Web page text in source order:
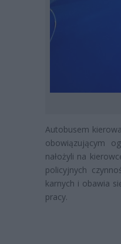
Autobusem
obowiązującym
nałożyli na
policyjnych
karnych i obawia
pracy.